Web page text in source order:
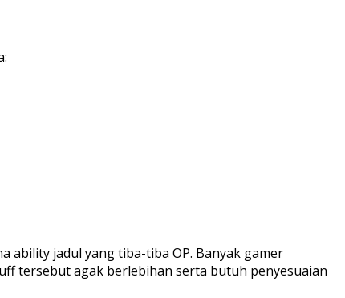
ability jadul yang tiba-tiba OP. Banyak gamer
tersebut agak berlebihan serta butuh penyesuaian